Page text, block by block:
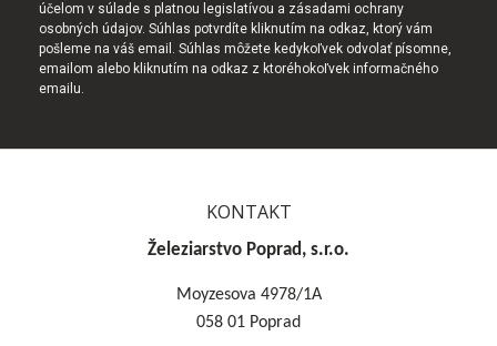
účelom v súlade s platnou legislatívou a zásadami ochrany
osobných údajov. Súhlas potvrdíte kliknutím na odkaz, ktorý vám
pošleme na váš email. Súhlas môžete kedykoľvek odvolať písomne,
emailom alebo kliknutím na odkaz z ktoréhokoľvek informačného
emailu.
KONTAKT
Železiarstvo Poprad, s.r.o.
Moyzesova 4978/1A
058 01 Poprad